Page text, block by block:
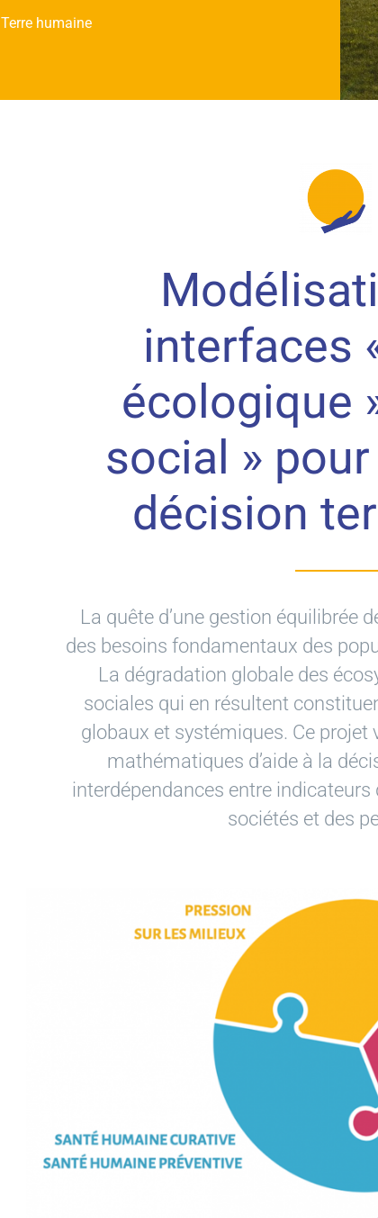
Terre humaine
interfaces
écologique
social » pour
décision
La quête d’une gestion équilibrée
des besoins fondamentaux des
La dégradation globale des
sociales qui en résultent
globaux et systémiques. Ce projet
mathématiques d’aide à la
interdépendances entre
sociétés et des